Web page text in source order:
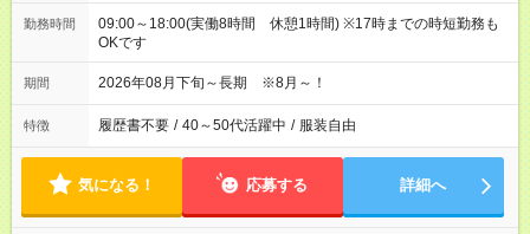
勤務時間
09:00～18:00(実働8時間 休憩1時間) ※17時までの時短勤務も
OKです
期間 2026年08月下旬～長期 ※8月～！
特徴 履歴書不要 / 40～50代活躍中 / 服装自由
気になる！ 応募する 詳細へ